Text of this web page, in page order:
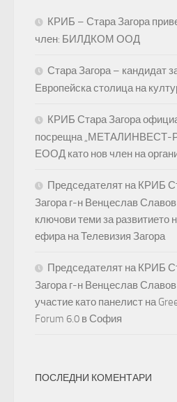
КРИБ – Стара Загора
член: БИЛДКОМ ООД
Стара Загора – кандидат
Европейска столица на
КРИБ Стара Загора
посрещна „МЕТАЛИНВЕСТ-
ЕООД като нов член на
Председателят на КРИБ
Загора г-н Венцеслав
ключови теми за развитието
ефира на Телевизия Загора
Председателят на КРИБ
Загора г-н Венцеслав
участие като панелист на
Forum 6.0 в София
ПОСЛЕДНИ КОМЕНТАРИ